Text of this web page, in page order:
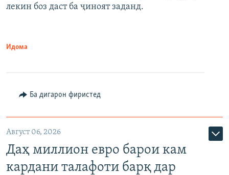
лекин боз даст ба ҷиноят заданд.
Идома
Ба дигарон фиристед
Август 06, 2026
Даҳ миллион евро барои кам
кардани талафоти барқ дар